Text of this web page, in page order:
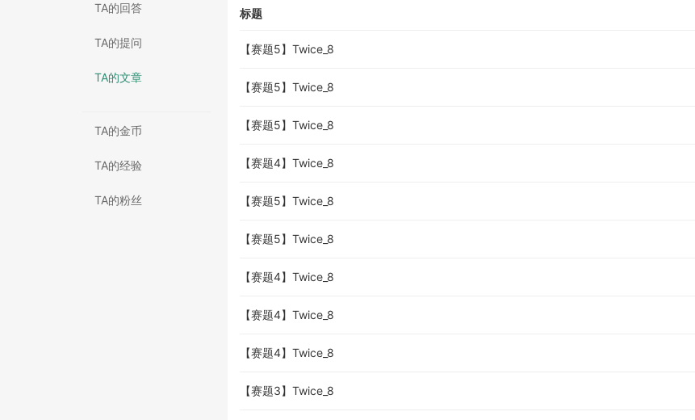
TA的回答
TA的提问
TA的文章
TA的金币
TA的经验
TA的粉丝
标题
【赛题5】Twice_8
【赛题5】Twice_8
【赛题5】Twice_8
【赛题4】Twice_8
【赛题5】Twice_8
【赛题5】Twice_8
【赛题4】Twice_8
【赛题4】Twice_8
【赛题4】Twice_8
【赛题3】Twice_8